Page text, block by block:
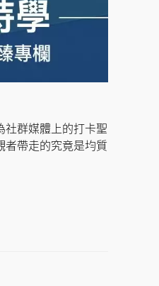
社群媒體上的打卡聖
者帶走的究竟是均質